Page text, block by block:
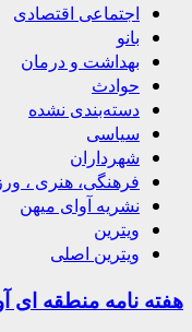
اجتماعی اقتصادی
بانو
بهداشت و درمان
حوادث
دسته‌بندی نشده
سیاسی
شهرداران
فرهنگی، هنری ،
نشریه آوای میهن
ویترین
ویترین اصلی
هفته نامه منطقه ای